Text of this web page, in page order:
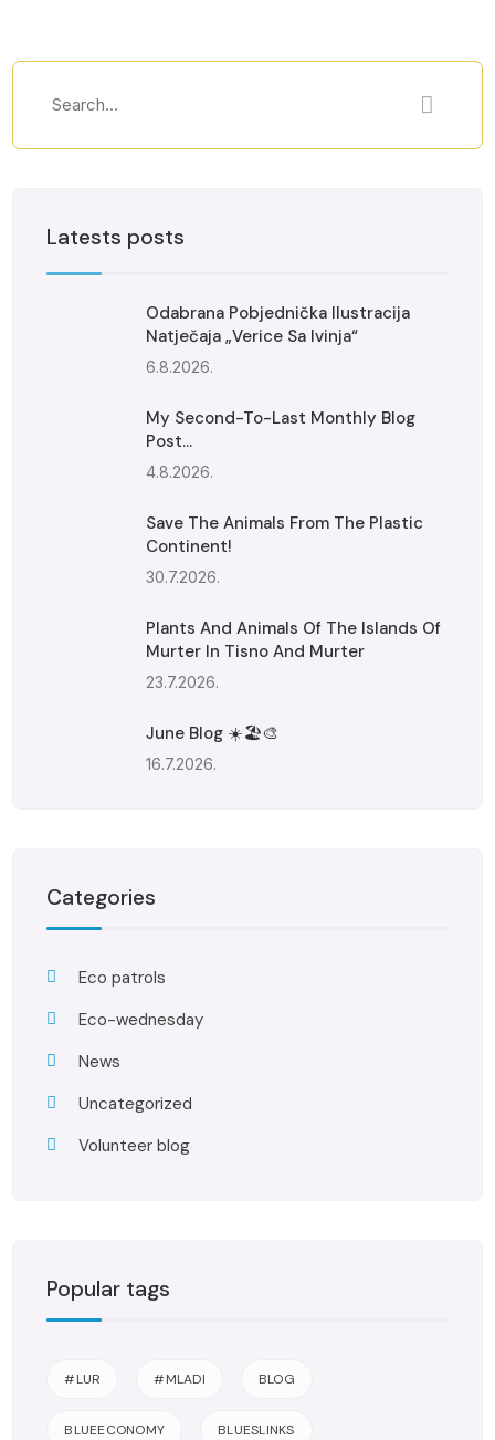
Latests posts
Odabrana Pobjednička Ilustracija
Natječaja „Verice Sa Ivinja“
6.8.2026.
My Second-To-Last Monthly Blog
Post...
4.8.2026.
Save The Animals From The Plastic
Continent!
30.7.2026.
Plants And Animals Of The Islands Of
Murter In Tisno And Murter
23.7.2026.
June Blog ☀️🏖️🎨
16.7.2026.
Categories
Eco patrols
Eco-wednesday
News
Uncategorized
Volunteer blog
Popular tags
#LUR #MLADI BLOG
BLUEECONOMY BLUESLINKS